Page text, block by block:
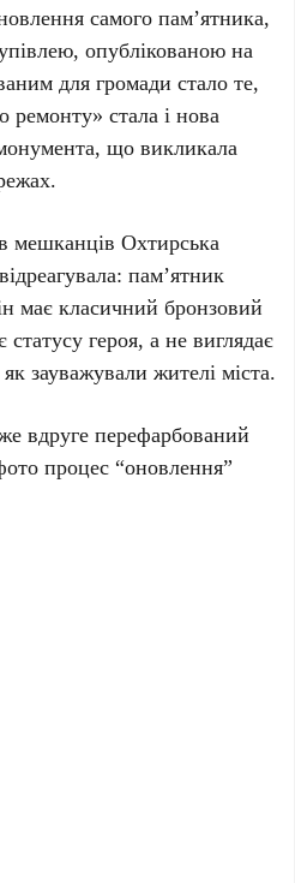
самого пам’ятника,
опублікованою на
для громади стало те,
стала і нова
що викликала
мешканців Охтирська
пам’ятник
має класичний бронзовий
статусу героя, а не виглядає
зауважували жителі міста.
вдруге перефарбований
процес “оновлення”